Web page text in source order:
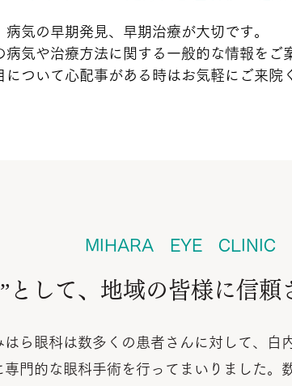
気の早期発見、早期治療が大切です。
気や治療方法に関する一般的な情報をご
ついて心配事がある時はお気軽にご来院
MIHARA EYE CLINIC
として、地域の皆様に信頼
ら眼科は数多くの患者さんに対して、白
門的な眼科手術を行ってまいりました。